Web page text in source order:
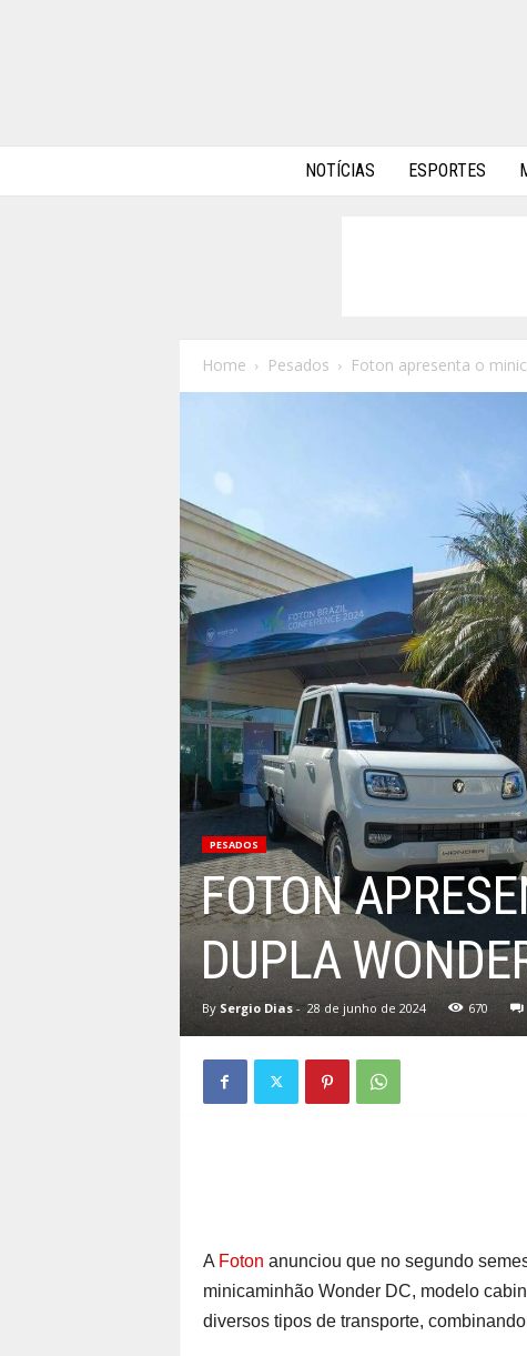
NOTÍCIAS ESPORTES
Home Pesados Foton apresenta o
PESADOS
FOTON
DUPLA
By Sergio Dias- 28 de junho de 2024 670
A Foton anunciou que no segundo
minicaminhão Wonder DC, modelo
diversos tipos de transporte,